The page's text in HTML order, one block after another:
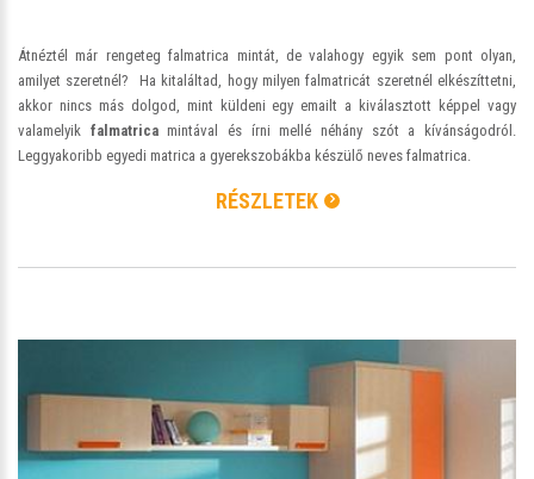
Átnéztél már rengeteg falmatrica mintát, de valahogy egyik sem pont olyan,
amilyet szeretnél? Ha kitaláltad, hogy milyen falmatricát szeretnél elkészíttetni,
akkor nincs más dolgod, mint küldeni egy emailt a kiválasztott képpel vagy
valamelyik falmatricamintával és írni mellé néhány szót a kívánságodról.
Leggyakoribb egyedi matrica a gyerekszobákba készülő neves falmatrica.
RÉSZLETEK